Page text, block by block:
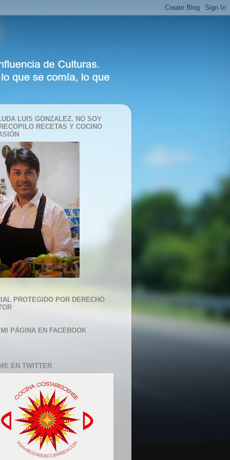
LUIS GONZALEZ. NO SOY
RECETAS Y COCINO
PROTEGIDO POR DERECHO
PÁGINA EN FACEBOOK
EN TWITTER